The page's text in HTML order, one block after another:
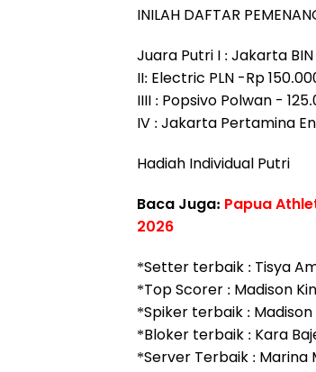
INILAH DAFTAR
Juara Putri I : Jakarta
II: Electric PLN -Rp
IIII : Popsivo Polwan -
IV : Jakarta Pertamina
Hadiah Individual Putri
Baca Juga: Papua
2026
*Setter terbaik : Tisya
*Top Scorer : Madison
*Spiker terbaik : Madison
*Bloker terbaik : Kara
*Server Terbaik : Marina